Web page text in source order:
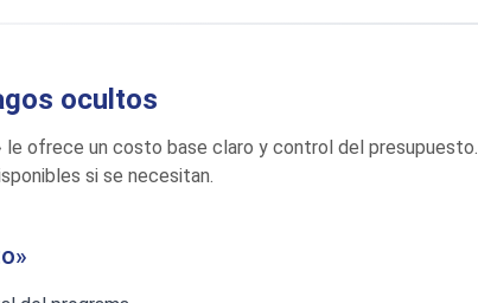
ocultos
le ofrece un costo base claro y control del
si se necesitan.